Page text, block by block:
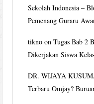
Sekolah Indonesia –
Pemenang Guraru
tikno onTugas Bab 2
Dikerjakan Siswa
DR. WIJAYA
Terbaru Omjay?